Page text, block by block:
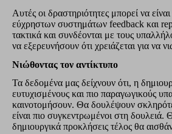
Αυτές οι δραστηριότητες μπορεί να
εύχρηστων συστημάτων feedback και
τακτικά και συνδέονται με τους
να εξερευνήσουν ότι χρειάζεται για να
Νιώθοντας τον αντίκτυπο
Τα δεδομένα μας δείχνουν ότι, η
ευτυχισμένους και πιο παραγωγικούς
καινοτομήσουν. Θα δουλέψουν
είναι πιο συγκεντρωμένοι στη
δημιουργικά προκλήσεις τέλος θα